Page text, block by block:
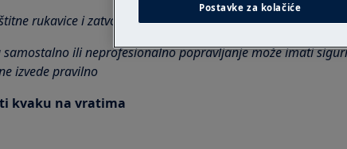
rukavice i zatvorenu obuću.
ili neprofesionalno popravljanje može imati
izvede pravilno
kvaku na vratima
Postavke za kolačiće